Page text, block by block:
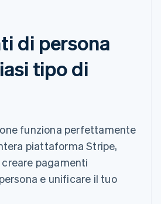
di persona
tipo di
funziona perfettamente
piattaforma Stripe,
pagamenti
e unificare il tuo